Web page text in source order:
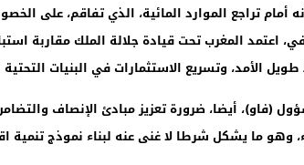
أمام تراجع الموارد المائية، الذي تفاقم، على
اعتمد المغرب تحت قيادة جلالة الملك مقاربة
الأمد، وتسريع الاستثمارات في البنيات التحتية
(فاو)، أيضا، ضرورة تعزيز مبادئ الإنصاف
وهو ما يشكل شرطا لا غنى عنه لبناء نموذج